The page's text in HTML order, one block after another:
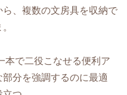
、複数の文房具を収納で
本で二役こなせる便利ア
分を強調するのに最適